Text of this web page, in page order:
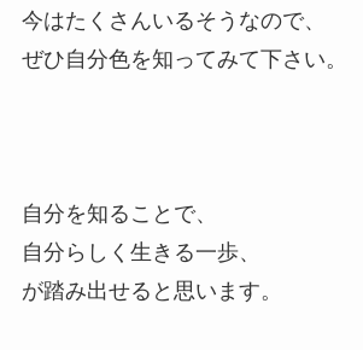
今はたくさんいるそうなので、
ぜひ自分色を知ってみて下さい。
自分を知ることで、
自分らしく生きる一歩、
が踏み出せると思います。